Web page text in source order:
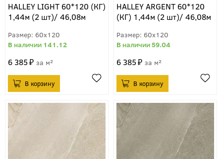
HALLEY LIGHT 60*120 (КГ)
1,44м (2 шт)/ 46,08м
60x120
141.12
6 385 м²
HALLEY ARGENT 60*120
(КГ) 1,44м (2 шт)/ 46,08м
60x120
59.04
6 385 м²